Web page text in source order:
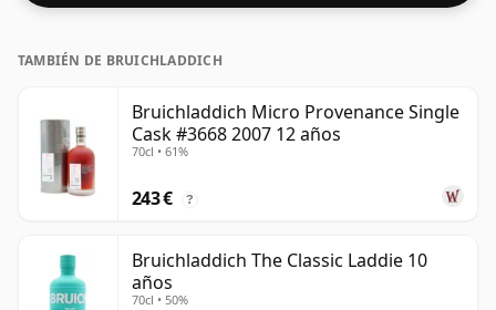
TAMBIÉN DE BRUICHLADDICH
Bruichladdich Micro Provenance Single
Cask #3668 2007 12 años
70cl • 61%
243 € ?
Bruichladdich The Classic Laddie 10
años
70cl • 50%